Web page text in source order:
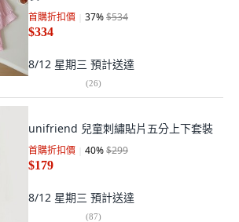
首購折扣價 37%$534
$334
8/12 星期三 預計送達
(26)
unifriend 兒童刺繡貼片五分上下套裝
首購折扣價 40%$299
$179
8/12 星期三 預計送達
(87)